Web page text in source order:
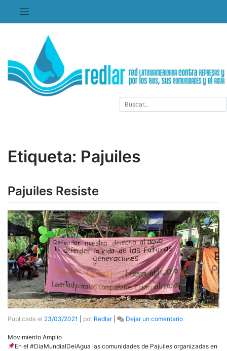
contenido
Etiqueta: Pajuiles
Pajuiles Resiste
Publicada el 23/03/2021 por Redlar| Dejar un comentarioen
Movimiento Amplio
En el #DiaMundialDelAgua las comunidades de Pajuiles organizadas en